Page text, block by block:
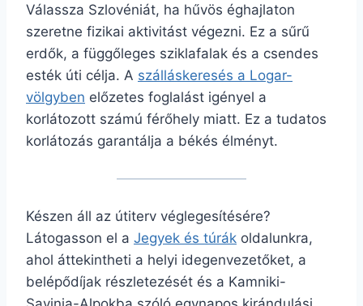
Válassza Szlovéniát, ha hűvös éghajlaton
szeretne fizikai aktivitást végezni. Ez a sűrű
erdők, a függőleges sziklafalak és a csendes
esték úti célja. A szálláskeresés a Logar-
völgyben előzetes foglalást igényel a
korlátozott számú férőhely miatt. Ez a tudatos
korlátozás garantálja a békés élményt.
Készen áll az útiterv véglegesítésére?
Látogasson el a Jegyek és túrák oldalunkra,
ahol áttekintheti a helyi idegenvezetőket, a
belépődíjak részletezését és a Kamniki-